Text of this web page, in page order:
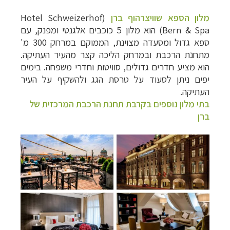
מלון הספא שוויצרהוף ברן (
Hotel Schweizerhof
Bern & Spa
) הוא מלון 5 כוכבים אלגנטי ומפנק, עם
ספא גדול ומסעדה מצוינת, הממוקם במרחק 300 מ'
מתחנת הרכבת ובמרחק הליכה קצר מהעיר העתיקה.
הוא מציע חדרים גדולים, סוויטות וחדרי משפחה. בימים
יפים ניתן לסעוד על טרסת הגג ולהשקיף על העיר
העתיקה.
בתי מלון נוספים בקרבת תחנת הרכבת המרכזית של
ברן